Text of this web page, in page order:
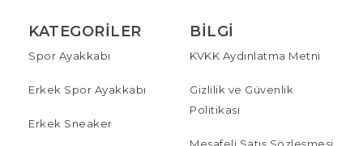
KATEGORILER
Spor Ayakkabı
Erkek Spor Ayakkabı
Erkek Sneaker
BILGI
KVKK Aydınlatma Metni
Gizlilik ve Güvenlik
Politikası
Mesafeli Satış Sözleşmesi